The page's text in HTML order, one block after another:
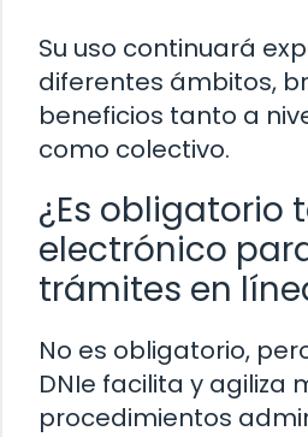
Su uso continuará
diferentes ámbitos,
beneficios tanto a
como colectivo.
¿Es obligatorio
electrónico
trámites en
No es obligatorio,
DNIe facilita y agiliza
procedimientos